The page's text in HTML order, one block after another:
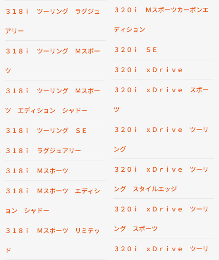
３１８ｉ ツーリング ラグジュ
アリー
３１８ｉ ツーリング Ｍスポー
ツ
３１８ｉ ツーリング Ｍスポー
ツ エディション シャドー
３１８ｉ ツーリング ＳＥ
３１８ｉ ラグジュアリー
３１８ｉ Ｍスポーツ
３１８ｉ Ｍスポーツ エディシ
ョン シャドー
３１８ｉ Ｍスポーツ リミテッ
ド
３２０ｉ Ｍスポーツカーボンエ
ディション
３２０ｉ ＳＥ
３２０ｉ ｘＤｒｉｖｅ
３２０ｉ ｘＤｒｉｖｅ スポー
ツ
３２０ｉ ｘＤｒｉｖｅ ツーリ
ング
３２０ｉ ｘＤｒｉｖｅ ツーリ
ング スタイルエッジ
３２０ｉ ｘＤｒｉｖｅ ツーリ
ング スポーツ
３２０ｉ ｘＤｒｉｖｅ ツーリ